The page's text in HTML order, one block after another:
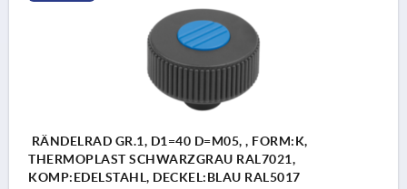
RÄNDELRAD GR.1, D1=40 D=M05, , FORM:K,
THERMOPLAST SCHWARZGRAU RAL7021,
KOMP:EDELSTAHL, DECKEL:BLAU RAL5017